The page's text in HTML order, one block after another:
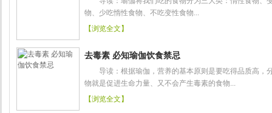
物、少吃惰性食物、不吃变性食物...
【浏览全文】
去毒素 必知瑜伽饮食禁忌
导读：根据瑜伽，营养的基本原则是要吃得品质高，
物就是促进生命力量、又不会产生毒素的食物...
【浏览全文】